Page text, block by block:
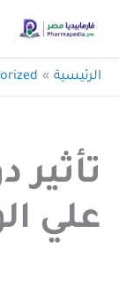
المحتوى
الرئيسية
تأثير
علي